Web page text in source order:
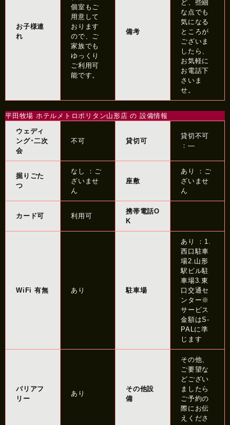
お子様連
れ
個室もご
用意して
おります
ので、ご
家族でも
ゆっくり
ご利用可
能です。
備考
ど、些細
な点でも
気になる
ところが
ございま
したら、
お気軽に
お電話下
さいま
せ。
平田牧場 ホテルメトロポリタン山形店 の 設備情報
ウェディ
ング･二次
会
不可 貸切可
貸切不可
：―
掘りごた
つ
なし ：ご
ざいませ
ん
座敷
あり ：ご
ざいませ
ん
カード可 利用可
携帯電話O
K
WiFi 有無 あり 駐車場
あり ：1.
西口駐車
場2.山形
駅ビル駐
車場3.東
口交通セ
ンター※
サービス
金額はS-
PALに準
じます
バリアフ
リー
あり
その他設
備
その他、
ご要望な
どござい
ましたら
ご予約の
際にお伝
えくださ